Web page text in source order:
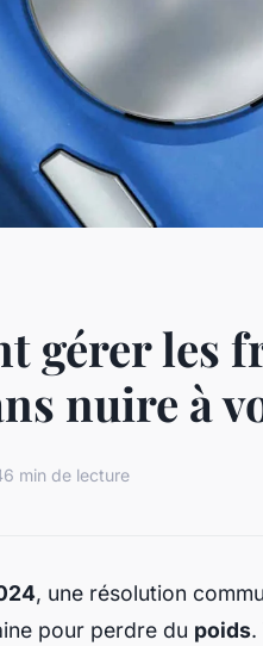
gérer les
nuire à
6 min de lecture
, une résolution
pour perdre du poids.